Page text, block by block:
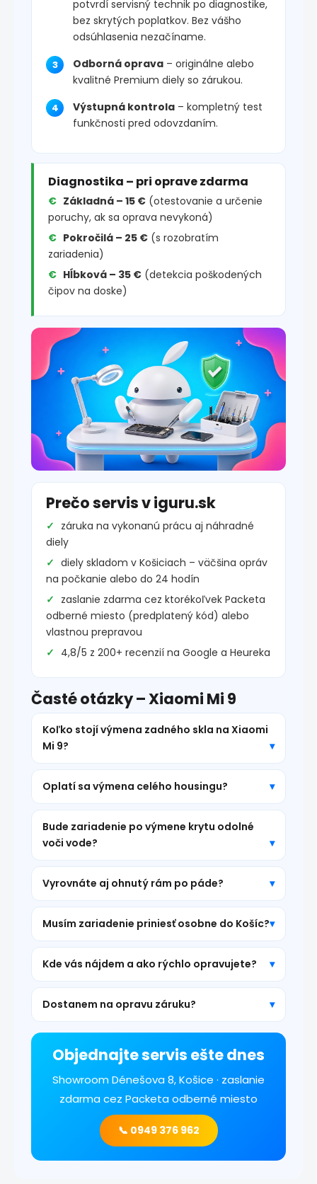
potvrdí servisný technik po diagnostike,
bez skrytých poplatkov. Bez vášho
odsúhlasenia nezačíname.
Odborná oprava – originálne alebo
kvalitné Premium diely so zárukou.
Výstupná kontrola – kompletný test
funkčnosti pred odovzdaním.
Diagnostika – pri oprave zdarma
Základná – 15 € (otestovanie a určenie
poruchy, ak sa oprava nevykoná)
Pokročilá – 25 € (s rozobratím
zariadenia)
Hĺbková – 35 € (detekcia poškodených
čipov na doske)
Prečo servis v iguru.sk
záruka na vykonanú prácu aj náhradné
diely
diely skladom v Košiciach – väčšina opráv
na počkanie alebo do 24 hodín
zaslanie zdarma cez ktorékoľvek Packeta
odberné miesto (predplatený kód) alebo
vlastnou prepravou
4,8/5 z 200+ recenzií na Google a Heureka
Časté otázky – Xiaomi Mi 9
Koľko stojí výmena zadného skla na Xiaomi
Mi 9?
Oplatí sa výmena celého housingu?
Bude zariadenie po výmene krytu odolné
voči vode?
Vyrovnáte aj ohnutý rám po páde?
Musím zariadenie priniesť osobne do Košíc?
Kde vás nájdem a ako rýchlo opravujete?
Dostanem na opravu záruku?
Objednajte servis ešte dnes
Showroom Dénešova 8, Košice · zaslanie
zdarma cez Packeta odberné miesto
📞 0949 376 962